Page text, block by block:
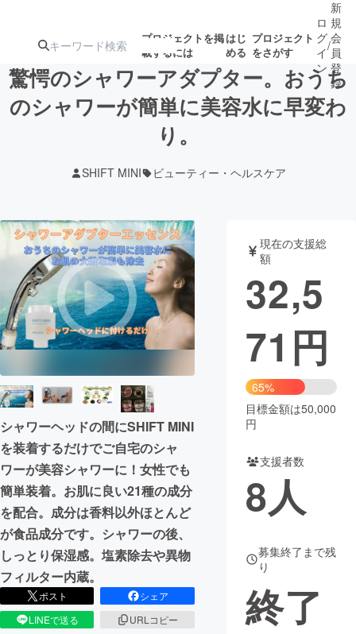
プロジェクトを掲
載するには
はじ
める
プロジェクト
をさがす
注目の新着プロ
テクノロジー・ガジェット
映像・映画 書籍・雑誌
ビジネス・起業 チャレンジ
まちづくり・地域活性化
CAMPFIRE for Social Good CAMPFIRE Creation
CAMPFIREふるさと納税
コミュニティ
ロ
グ
イ
ン
/
新
規
会
員
登
録
驚愕のシャワーアダプター。おうち
のシャワーが簡単に美容水に早変わ
り。
SHIFT MINI ビューティー・ヘルスケア
シャワーヘッドの間にSHIFT MINI
を装着するだけでご自宅のシャ
ワーが美容シャワーに！女性でも
簡単装着。お肌に良い21種の成分
を配合。成分は香料以外ほとんど
が食品成分です。シャワーの後、
しっとり保湿感。塩素除去や異物
フィルター内蔵。
ポスト
シェア
LINEで送る
URLコピー
現在の支援総
額
32,5
71 円
65%
目標金額は50,000
円
支援者数
8人
募集終了まで残
り
終了